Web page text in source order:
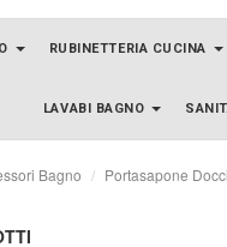
RUBINETTERIA CUCINA
LAVABI BAGNO
Bagno Portasapone